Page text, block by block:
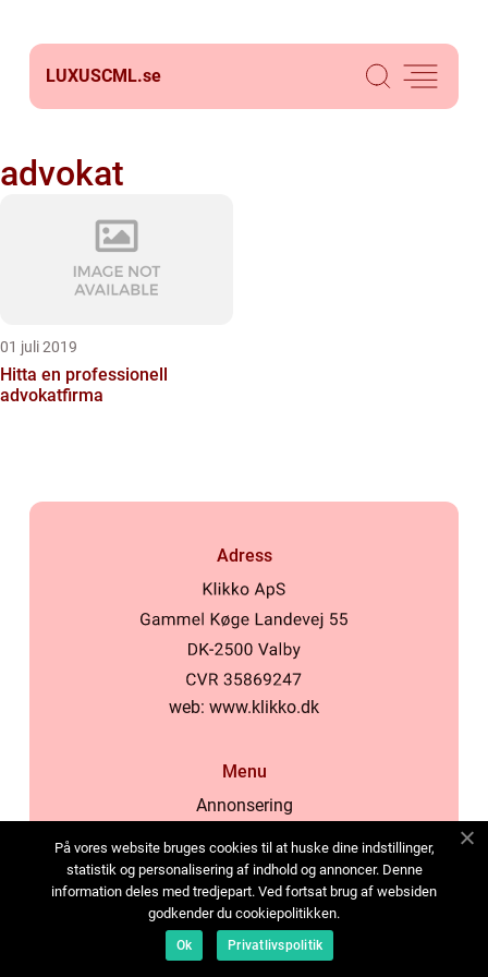
LUXUSCML.se
advokat
01 juli 2019
Hitta en professionell
advokatfirma
Adress
web: www.klikko.dk
Menu
Annonsering
Cookies
Kontakta oss
Sitemap
På vores website bruges cookies til at huske dine indstillinger,
statistik og personalisering af indhold og annoncer. Denne
information deles med tredjepart. Ved fortsat brug af websiden
godkender du cookiepolitikken.
Ok Privatlivspolitik